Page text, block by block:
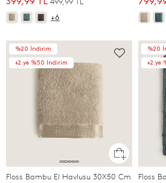
+6
%20 İndirim
+2.ye %50 İndirim
Floss Bambu El Havlusu 30X50 Cm
%20
+2.ye
Floss